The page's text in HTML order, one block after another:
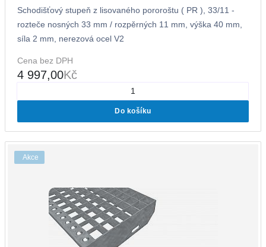
Schodišťový stupeň z lisovaného pororoštu ( PR ), 33/11 -
rozteče nosných 33 mm / rozpěrných 11 mm, výška 40 mm,
síla 2 mm, nerezová ocel V2
Cena bez DPH
4 997,00Kč
Do košíku
Akce